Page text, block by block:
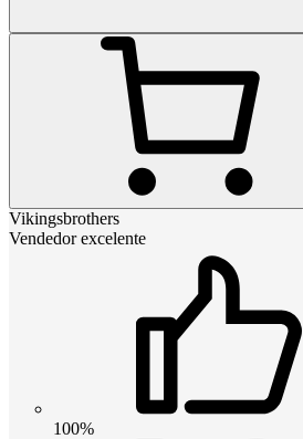
Vikingsbrothers
Vendedor excelente
100%